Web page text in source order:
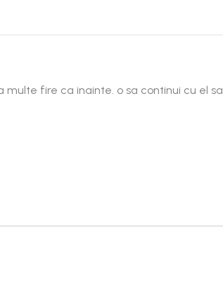
fire ca inainte. o sa continui cu el